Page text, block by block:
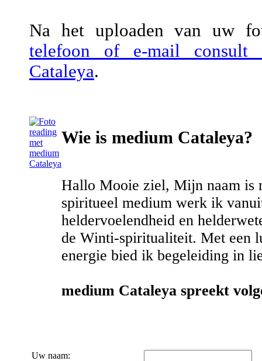
Na het uploaden van uw
telefoon of e-mail consult
Cataleya.
Wie is medium Cataleya?
Hallo Mooie ziel, Mijn naam is
spiritueel medium werk ik
heldervoelendheid en
de Winti-spiritualiteit. Met een
energie bied ik begeleiding in
medium Cataleya spreekt
Uw naam: